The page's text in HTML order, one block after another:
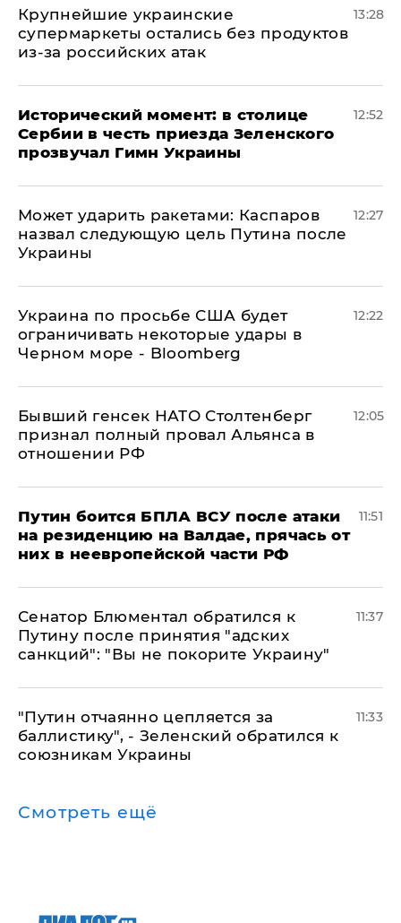
Крупнейшие украинские
супермаркеты остались без продуктов
из-за российских атак
13:28
Исторический момент: в столице
Сербии в честь приезда Зеленского
прозвучал Гимн Украины
12:52
Может ударить ракетами: Каспаров
назвал следующую цель Путина после
Украины
12:27
Украина по просьбе США будет
ограничивать некоторые удары в
Черном море - Bloomberg
12:22
Бывший генсек НАТО Столтенберг
признал полный провал Альянса в
отношении РФ
12:05
Путин боится БПЛА ВСУ после атаки
на резиденцию на Валдае, прячась от
них в неевропейской части РФ
11:51
Сенатор Блюментал обратился к
Путину после принятия "адских
санкций": "Вы не покорите Украину"
11:37
"Путин отчаянно цепляется за
баллистику", - Зеленский обратился к
союзникам Украины
11:33
Смотреть ещё